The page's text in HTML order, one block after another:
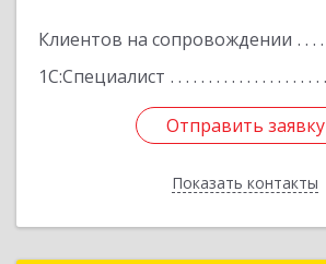
Клиентов на сопровождении
1С:Специалист
Отправить заявку
Показать контакты
Отправить заявку
Назад